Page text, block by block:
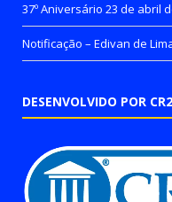
37º Aniversário 23 de abril
Notificação – Edivan de
DESENVOLVIDO POR CR2